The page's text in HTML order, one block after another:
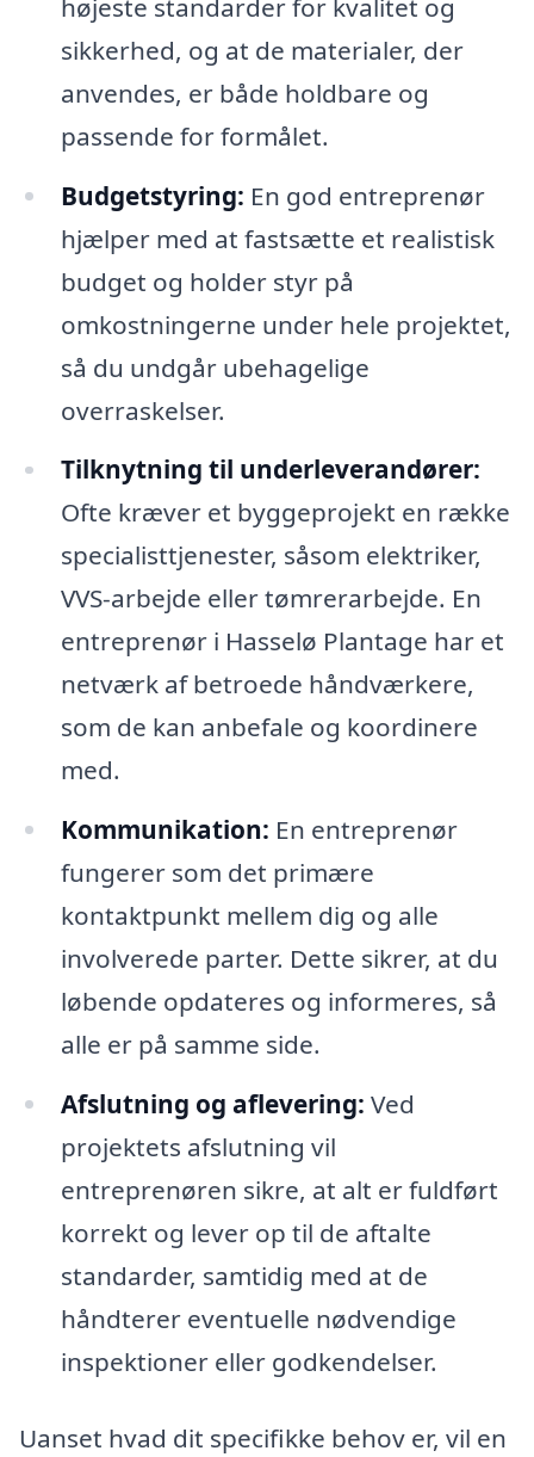
højeste standarder for kvalitet og
sikkerhed, og at de materialer, der
anvendes, er både holdbare og
passende for formålet.
Budgetstyring: En god entreprenør
hjælper med at fastsætte et realistisk
budget og holder styr på
omkostningerne under hele projektet,
så du undgår ubehagelige
overraskelser.
Tilknytning til underleverandører:
Ofte kræver et byggeprojekt en række
specialisttjenester, såsom elektriker,
VVS-arbejde eller tømrerarbejde. En
entreprenør i Hasselø Plantage har et
netværk af betroede håndværkere,
som de kan anbefale og koordinere
med.
Kommunikation: En entreprenør
fungerer som det primære
kontaktpunkt mellem dig og alle
involverede parter. Dette sikrer, at du
løbende opdateres og informeres, så
alle er på samme side.
Afslutning og aflevering: Ved
projektets afslutning vil
entreprenøren sikre, at alt er fuldført
korrekt og lever op til de aftalte
standarder, samtidig med at de
håndterer eventuelle nødvendige
inspektioner eller godkendelser.
Uanset hvad dit specifikke behov er, vil en